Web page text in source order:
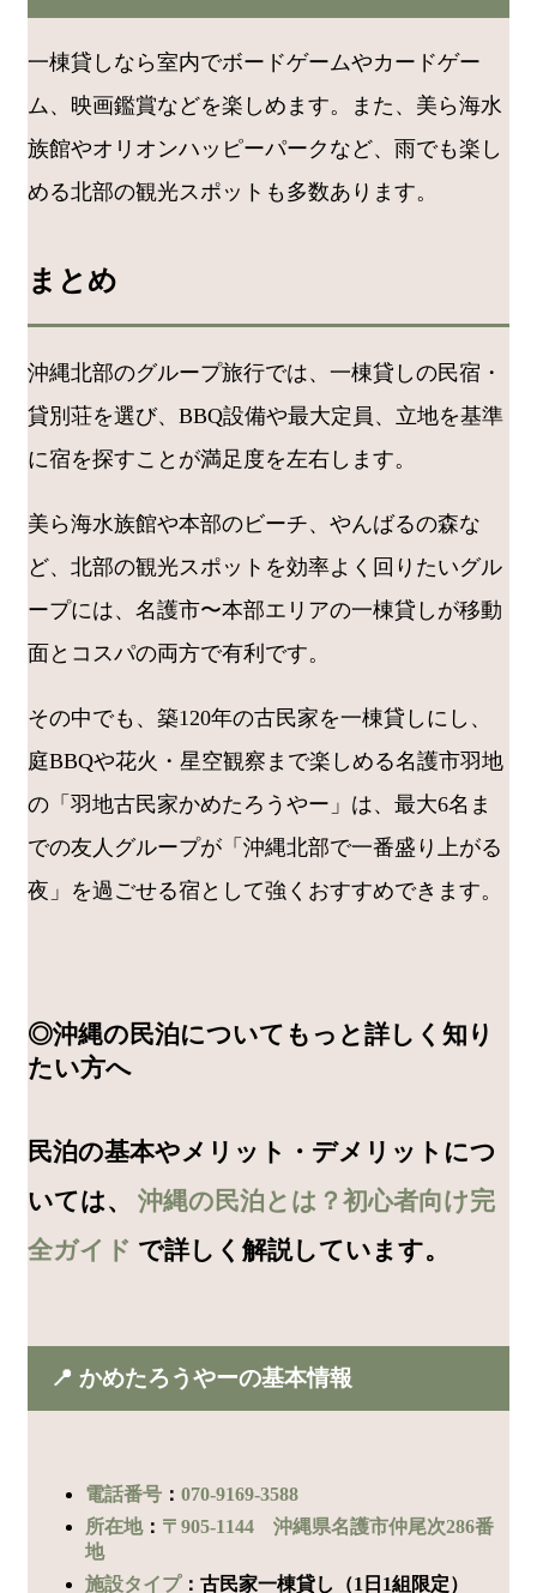
一棟貸しなら室内でボードゲームやカードゲー
ム、映画鑑賞などを楽しめます。また、美ら海水
族館やオリオンハッピーパークなど、雨でも楽し
める北部の観光スポットも多数あります。
まとめ
沖縄北部のグループ旅行では、一棟貸しの民宿・
貸別荘を選び、BBQ設備や最大定員、立地を基準
に宿を探すことが満足度を左右します。
美ら海水族館や本部のビーチ、やんばるの森な
ど、北部の観光スポットを効率よく回りたいグル
ープには、名護市〜本部エリアの一棟貸しが移動
面とコスパの両方で有利です。
その中でも、築120年の古民家を一棟貸しにし、
庭BBQや花火・星空観察まで楽しめる名護市羽地
の「羽地古民家かめたろうやー」は、最大6名ま
での友人グループが「沖縄北部で一番盛り上がる
夜」を過ごせる宿として強くおすすめできます。
◎沖縄の民泊についてもっと詳しく知り
たい方へ
民泊の基本やメリット・デメリットにつ
いては、 沖縄の民泊とは？初心者向け完
全ガイド で詳しく解説しています。
📍 かめたろうやーの基本情報
電話番号 ： 070-9169-3588
所在地： 〒905-1144 沖縄県名護市仲尾次286番
地
施設タイプ：古民家一棟貸し（1日1組限定）